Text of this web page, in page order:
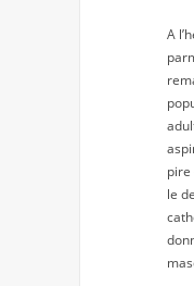
A
pire
le